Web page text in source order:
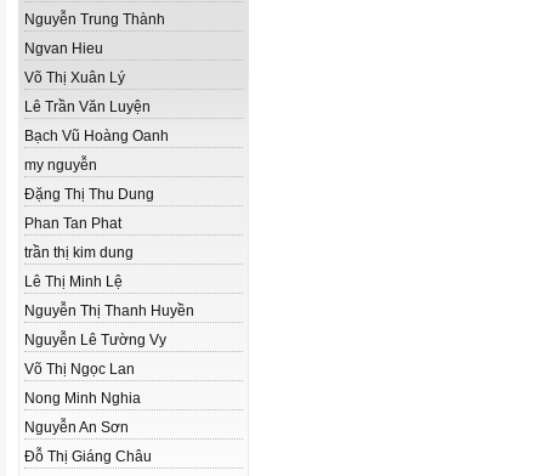
Nguyễn Trung Thành
Ngvan Hieu
Võ Thị Xuân Lý
Lê Trần Văn Luyện
Bạch Vũ Hoàng Oanh
my nguyễn
Đặng Thị Thu Dung
Phan Tan Phat
trần thị kim dung
Lê Thị Minh Lệ
Nguyễn Thị Thanh Huyền
Nguyễn Lê Tường Vy
Võ Thị Ngọc Lan
Nong Minh Nghia
Nguyễn An Sơn
Đỗ Thị Giáng Châu